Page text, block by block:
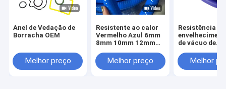
Anel de Vedação de
Borracha OEM
Melhor preço
Resistente ao calor
Vermelho Azul 6mm
8mm 10mm 12mm
de vácuo de silicone
Sopa de
Melhor preço
Resistência ao
de vácuo de
de calor
hidráulica 13/
Melhor